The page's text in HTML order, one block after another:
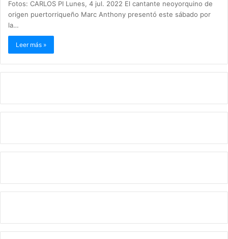
Fotos: CARLOS PI Lunes, 4 jul. 2022 El cantante neoyorquino de
origen puertorriqueño Marc Anthony presentó este sábado por
la…
Leer más »